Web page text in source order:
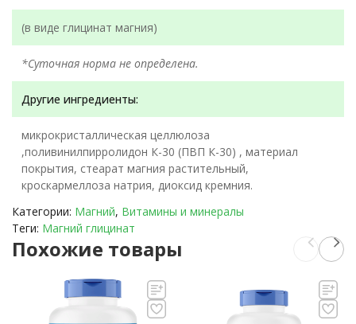
(в виде глицинат магния)
*Суточная норма не определена.
Другие ингредиенты:
микрокристаллическая целлюлоза
,поливинилпирролидон К-30 (ПВП К-30) , материал
покрытия, стеарат магния растительный,
кроскармеллоза натрия, диоксид кремния.
Категории: Магний, Витамины и минералы
Теги: Магний глицинат
Похожие товары